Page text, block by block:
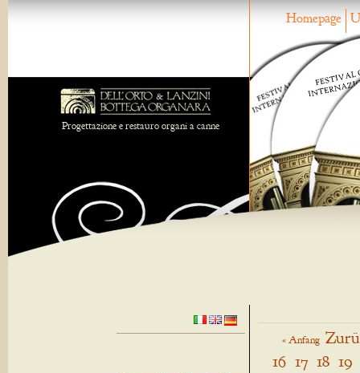
Homepage
Progettazione e restauro organi a canne
« Anfang
16 17 18 19